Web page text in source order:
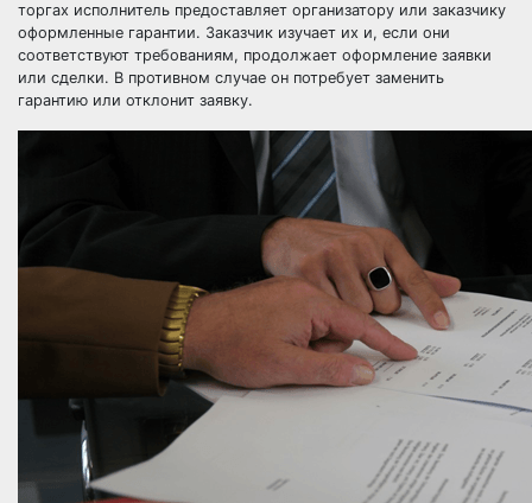
торгах исполнитель предоставляет организатору или заказчику
оформленные гарантии. Заказчик изучает их и, если они
соответствуют требованиям, продолжает оформление заявки
или сделки. В противном случае он потребует заменить
гарантию или отклонит заявку.